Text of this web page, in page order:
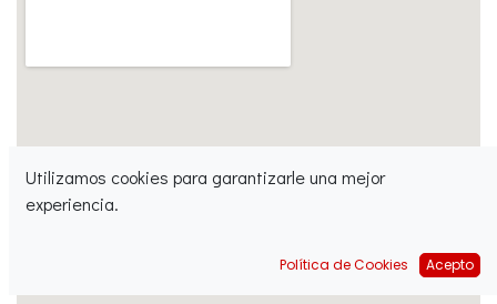
Utilizamos cookies para garantizarle una mejor
experiencia.
Política de Cookies Acepto